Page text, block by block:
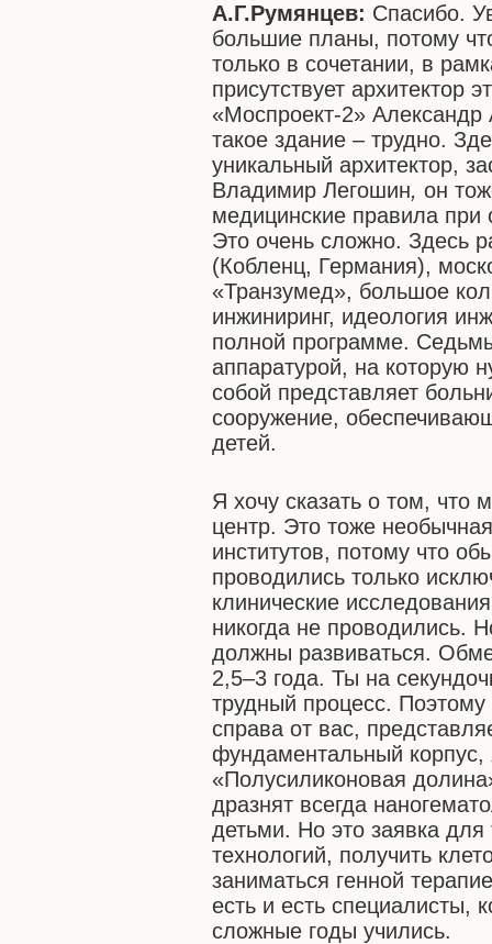
А.Г.Румянцев: Спасибо.
большие планы, потому
только в сочетании, в
присутствует архитектор
«Моспроект-2»
такое здание – трудно.
уникальный архитектор,
Владимир Легошин,он
медицинские правила при
Это очень сложно. Здесь
(Кобленц, Германия),
«Транзумед», большое
инжиниринг, идеология
полной программе.
аппаратурой, на которую
собой представляет
сооружение,
детей.
Я хочу сказать о том, что
центр. Это тоже
институтов, потому что
проводились только
клинические
никогда не проводились.
должны развиваться.
2,5–3 года. Ты на
трудный процесс. Поэтому
справа от вас,
фундаментальный корпус,
«Полусиликоновая
дразнят всегда
детьми. Но это заявка для
технологий, получить
заниматься генной
есть и есть специалисты,
сложные годы учились.